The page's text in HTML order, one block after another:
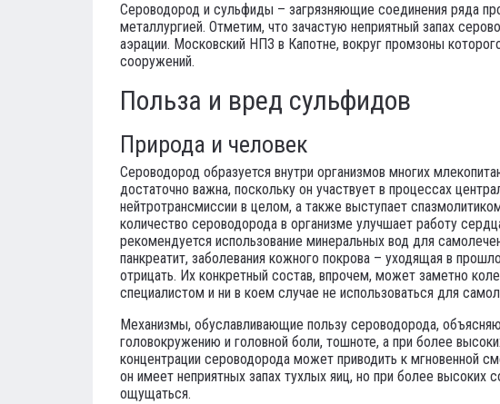
Сероводород и сульфиды – загрязняющие соединения ряда
металлургией. Отметим, что зачастую неприятный запах
аэрации. Московский НПЗ в Капотне, вокруг промзоны
сооружений.
Польза и вред сульфидов
Природа и человек
Сероводород образуется внутри организмов многих
достаточно важна, поскольку он участвует в процессах
нейтротрансмиссии в целом, а также выступает
количество сероводорода в организме улучшает работу
рекомендуется использование минеральных вод для
панкреатит, заболевания кожного покрова – уходящая в
отрицать. Их конкретный состав, впрочем, может заметно
специалистом и ни в коем случае не использоваться для
Механизмы, обуславливающие пользу сероводорода,
головокружению и головной боли, тошноте, а при более
концентрации сероводорода может приводить к мгновенной
он имеет неприятных запах тухлых яиц, но при более высоких
ощущаться.